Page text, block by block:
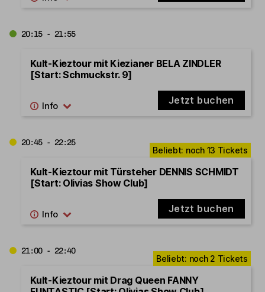
20:15 - 21:55
Kult-Kieztour mit Kiezianer BELA ZINDLER
[Start: Schmuckstr. 9]
Jetzt buchen
20:45 - 22:25
Kult-Kieztour mit Türsteher DENNIS SCHMIDT
[Start: Olivias Show Club]
Jetzt buchen
21:00 - 22:40
Kult-Kieztour mit Drag Queen FANNY